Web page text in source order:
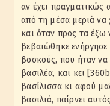
αν έχει πραγματικώς
από τη μέσα μεριά να
και όταν προς τα έξω
βεβαιώθηκε ενήργησε
βοσκούς, που ήταν
βασιλέα, και κει
βασίλισσα κι αφού
βασιλιά, παίρνει